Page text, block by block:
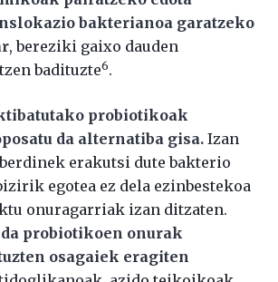
bakterianoa garatzeko
, bereziki gaixo dauden
badituzte6.
probiotikoak
da alternatiba gisa. Izan
erakutsi dute bakterio
egotea ez dela ezinbestekoa
onuragarriak izan ditzaten.
probiotikoen onurak
osagaiek eragiten